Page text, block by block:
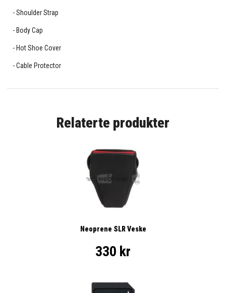
Shoulder Strap
Body Cap
Hot Shoe Cover
Cable Protector
Relaterte produkter
Neoprene SLR Veske
330 kr